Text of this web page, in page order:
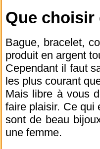
Que choisir
Bague, bracelet,
produit en argent
Cependant il faut
les plus courant
Mais libre à vous
faire plaisir. Ce qui
sont de beau
une femme.